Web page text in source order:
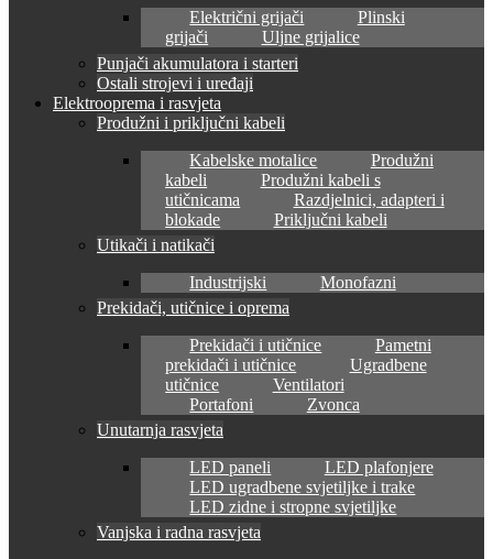
Električni grijači
Plinski
grijači
Uljne grijalice
Punjači akumulatora i starteri
Ostali strojevi i uređaji
Elektrooprema i rasvjeta
Produžni i priključni kabeli
Kabelske motalice
Produžni
kabeli
Produžni kabeli s
utičnicama
Razdjelnici, adapteri i
blokade
Priključni kabeli
Utikači i natikači
Industrijski
Monofazni
Prekidači, utičnice i oprema
Prekidači i utičnice
Pametni
prekidači i utičnice
Ugradbene
utičnice
Ventilatori
Portafoni
Zvonca
Unutarnja rasvjeta
LED paneli
LED plafonjere
LED ugradbene svjetiljke i trake
LED zidne i stropne svjetiljke
Vanjska i radna rasvjeta